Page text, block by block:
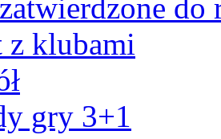
z klubami
gry 3+1